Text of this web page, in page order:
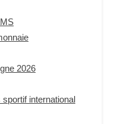
2026
international